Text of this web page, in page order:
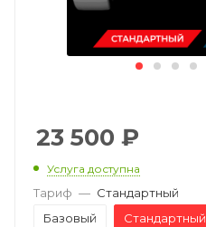
23 500 ₽
Услуга доступна
Тариф — Стандартный
Базовый
Стандартный